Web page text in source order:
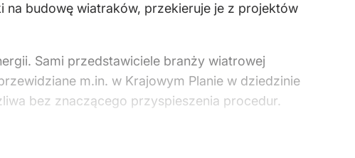
na budowę wiatraków, przekieruje je z projektów
Sami przedstawiciele branży wiatrowej
m.in. w Krajowym Planie w dziedzinie
bez znaczącego przyspieszenia procedur.